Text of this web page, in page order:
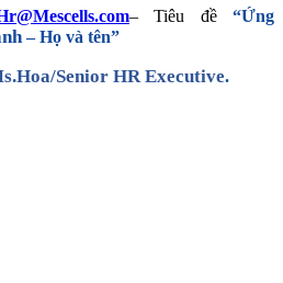
– Tiêu đề “Ứng
– Họ và tên”
/Senior HR Executive.
of Content